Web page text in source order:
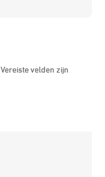
Vereiste velden zijn